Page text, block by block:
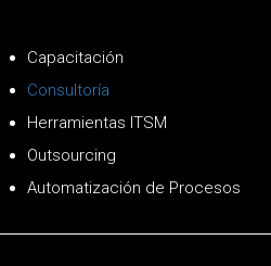
Capacitación
Consultoría
Herramientas ITSM
Outsourcing
Automatización de Procesos